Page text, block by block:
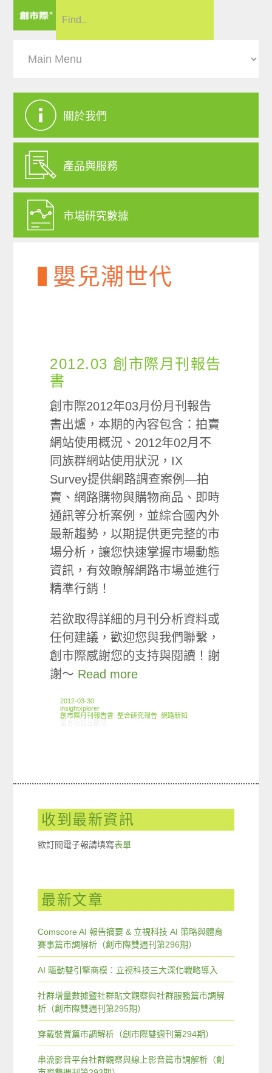
關於我們
產品與服務
市場研究數據
嬰兒潮世代
2012.03 創市際月刊報告
書
創市際2012年03月份月刊報告
書出爐，本期的內容包含：拍賣
網站使用概況、2012年02月不
同族群網站使用狀況，IX
Survey提供網路調查案例—拍
賣、網路購物與購物商品、即時
通訊等分析案例，並綜合國內外
最新趨勢，以期提供更完整的市
場分析，讓您快速掌握市場動態
資訊，有效瞭解網路市場並進行
精準行銷！
若欲取得詳細的月刊分析資料或
任何建議，歡迎您與我們聯繫，
創市際感謝您的支持與閱讀！謝
謝～ Read more
2012-03-30
insightxplorer
創市際月刊報告書 ,整合研究報告 ,網路新知
收到最新資訊
欲訂閱電子報請填寫表單
最新文章
Comscore AI 報告摘要 & 立視科技 AI 策略與體育
賽事篇市調解析（創市際雙週刊第296期）
AI 驅動雙引擎商模：立視科技三大深化戰略導入
社群增量數據暨社群貼文觀察與社群服務篇市調解
析（創市際雙週刊第295期）
穿戴裝置篇市調解析（創市際雙週刊第294期）
串流影音平台社群觀察與線上影音篇市調解析（創